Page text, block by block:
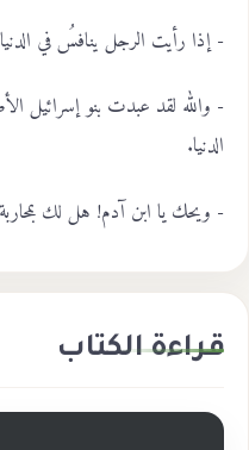
- إذا رأيت الرجل ينافسُ في
- والله لقد عبدت بنو إسرائيل
الدنيا.
- ويحك يا ابن آدم! هل لك
قراءة الكتاب